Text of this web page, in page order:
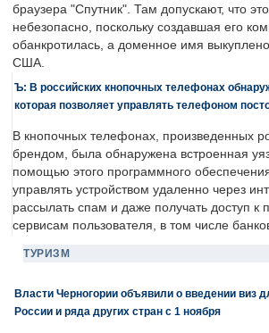
браузера "Спутник". Там допускают, что
небезопасно, поскольку создавшая его
обанкротилась, а доменное имя
США.
Ъ: В российских кнопочных телефонах
которая позволяет управлять телефоном
В кнопочных телефонах, произведенных
брендом, была обнаружена встроенная
помощью этого программного
управлять устройством удаленно через
рассылать спам и даже получать доступ к
сервисам пользователя, в том числе
ТУРИЗМ
Власти Черногории объявили о введении виз
России и ряда других стран с 1 ноября